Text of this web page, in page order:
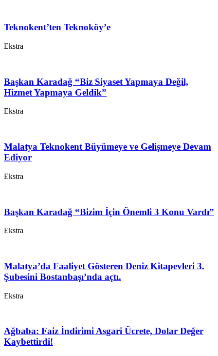
Teknokent’ten Teknoköy’e
Ekstra
Başkan Karadağ “Biz Siyaset Yapmaya Değil,
Hizmet Yapmaya Geldik”
Ekstra
Malatya Teknokent Büyümeye ve Gelişmeye Devam
Ediyor
Ekstra
Başkan Karadağ “Bizim İçin Önemli 3 Konu Vardı”
Ekstra
Malatya’da Faaliyet Gösteren Deniz Kitapevleri 3.
Şubesini Bostanbaşı’nda açtı.
Ekstra
Ağbaba: Faiz İndirimi Asgari Ücrete, Dolar Değer
Kaybettirdi!